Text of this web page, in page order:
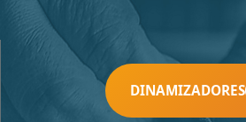
DINAMIZADORES